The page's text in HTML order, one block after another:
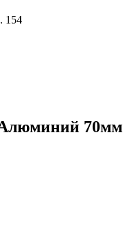
154
Алюминий 70мм